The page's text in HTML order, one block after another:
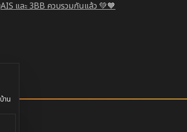
AIS และ 3BB ควบรวมกันแล้ว 💚🧡
าน